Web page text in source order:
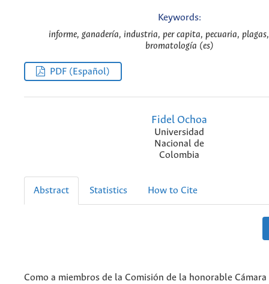
Keywords:
informe, ganadería, industria, per capita, pecuaria,
bromatología (es)
PDF (Español)
Fidel Ochoa
Universidad
Nacional de
Colombia
Abstract Statistics How to Cite
Como a miembros de la Comisión de la honorable Cámara